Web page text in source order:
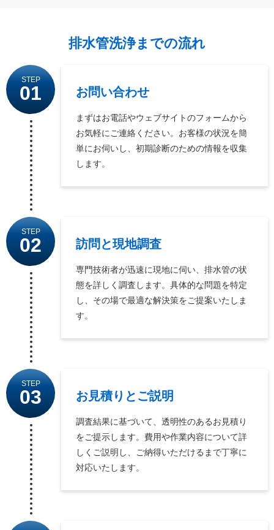
排水管洗浄までの流れ
STEP
01 お問い合わせ
まずはお電話やウェブサイトのフォームから
お気軽にご連絡ください。お客様の状況を簡
単にお伺いし、初期診断のための情報を収集
します。
STEP
02 訪問と現地調査
専門技術者が迅速に現地に伺い、排水管の状
態を詳しく調査します。具体的な問題を特定
し、その場で最適な解決策をご提案いたしま
す。
STEP
03 お見積りとご説明
調査結果に基づいて、透明性のあるお見積り
をご提示します。費用や作業内容について詳
しくご説明し、ご納得いただけるまで丁寧に
対応いたします。